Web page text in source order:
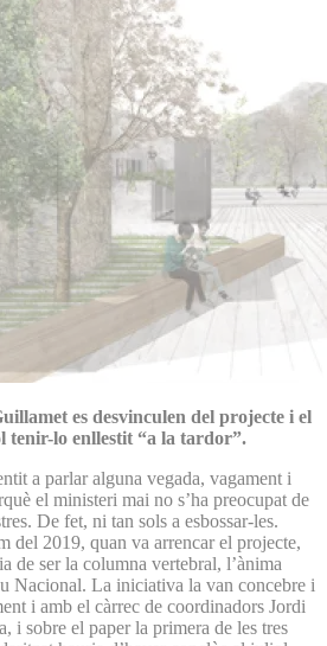
es desvinculen del projecte i el
tenir-lo enllestit “a la tardor”.
a parlar alguna vegada, vagament i
el ministeri mai no s’ha preocupat de
De fet, ni tan sols a esbossar-les.
del 2019, quan va arrencar el projecte,
de ser la columna vertebral, l’ànima
Nacional. La iniciativa la van concebre i
i amb el càrrec de coordinadors Jordi
i sobre el paper la primera de les tres